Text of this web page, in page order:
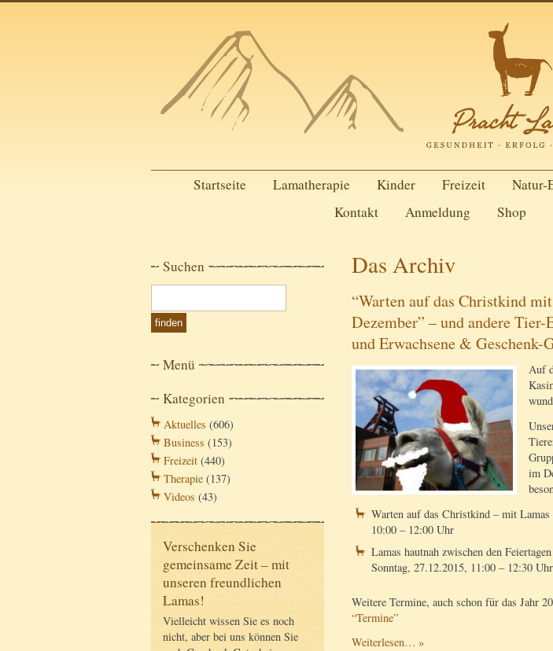
Startseite Lamatherapie Kinder Freizeit Natur-
Kontakt
Anmeldung Shop
Suchen
Menü
Kategorien
Aktuelles (606)
Business (153)
Freizeit (440)
Therapie (137)
Videos (43)
Verschenken Sie
gemeinsame Zeit – mit
unseren freundlichen
Lamas!
Vielleicht wissen Sie es noch
nicht, aber bei uns können Sie
Das Archiv
“Warten auf das Christkind
Dezember” – und andere
und Erwachsene & Geschenk-
Auf
im
Warten auf das Christkind – mit Lamas
10:00 – 12:00 Uhr
Lamas hautnah zwischen den
Sonntag, 27.12.2015, 11:00 – 12:30 Uhr
Weitere Termine, auch schon für das Jahr
“Termine”
Weiterlesen… »